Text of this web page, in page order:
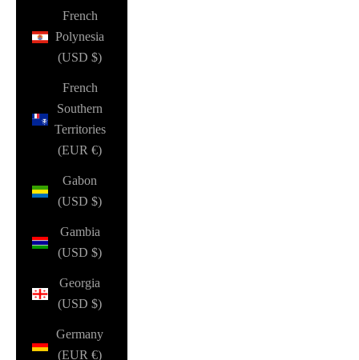
French
Polynesia
(USD $)
French
Southern
Territories
(EUR €)
Gabon
(USD $)
Gambia
(USD $)
Georgia
(USD $)
Germany
(EUR €)